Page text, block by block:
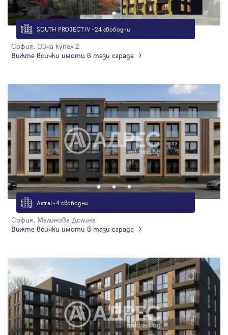
SOUTH PROJECT IV - 24 свободни
София, Овча купел 2
Вижте всички имоти в тази сграда
Astral - 4 свободни
София, Малинова Долина
Вижте всички имоти в тази сграда
Парола
Забравена парола
Регистрация